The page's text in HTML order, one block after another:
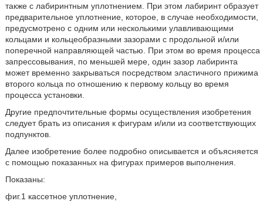
также с лабиринтным уплотнением. При этом лабиринт образует
предварительное уплотнение, которое, в случае необходимости,
предусмотрено с одним или несколькими улавливающими
кольцами и кольцеобразными зазорами с продольной и/или
поперечной направляющей частью. При этом во время процесса
запрессовывания, по меньшей мере, один зазор лабиринта
может временно закрываться посредством эластичного прижима
второго кольца по отношению к первому кольцу во время
процесса установки.
Другие предпочтительные формы осуществления изобретения
следует брать из описания к фигурам и/или из соответствующих
подпунктов.
Далее изобретение более подробно описывается и объясняется
с помощью показанных на фигурах примеров выполнения.
Показаны:
фиг.1 кассетное уплотнение,